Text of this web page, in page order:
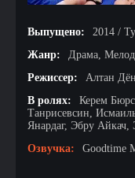
Выпущено:
2014 /
Жанр:
Драма,
Режиссер:
Алтан
В ролях:
Керем
Танрисевсин,
Янардаг, Эбру
Озвучка:
Goodtime